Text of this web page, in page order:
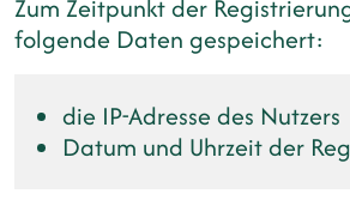
Zum Zeitpunkt der
folgende Daten gespeichert:
die IP-Adresse des Nutzers
Datum und Uhrzeit der